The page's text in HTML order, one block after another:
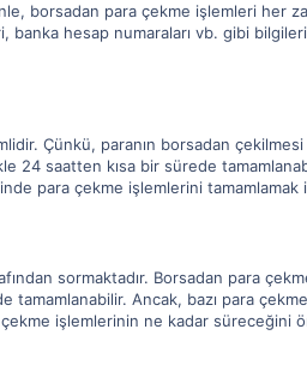
borsadan para çekme işlemleri her
banka hesap numaraları vb. gibi
Çünkü, paranın borsadan çekilmesi
saatten kısa bir sürede
para çekme işlemlerini
sormaktadır. Borsadan para
tamamlanabilir. Ancak, bazı para
işlemlerinin ne kadar süreceğini